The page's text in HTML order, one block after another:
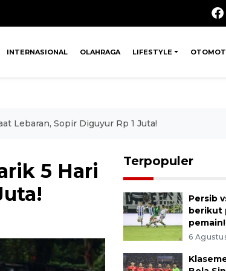
INTERNASIONAL OLAHRAGA LIFESTYLE
Lebaran, Sopir Diguyur Rp 1 Juta!
5 Hari
Terpopuler
Persib
berikut
pemain!
6